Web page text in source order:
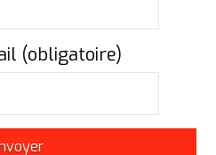
(obligatoire)